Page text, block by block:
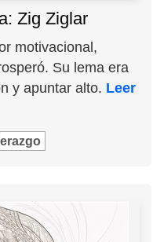
Zig Ziglar
motivacional,
Su lema era
y apuntar alto. Leer